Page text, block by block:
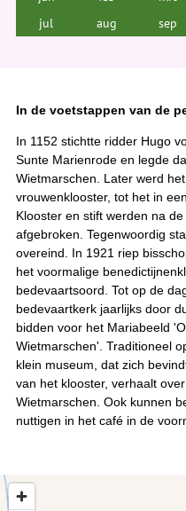
jul
aug sep
In de voetstappen van de
In 1152 stichtte ridder Hugo
Sunte Marienrode en legde
Wietmarschen. Later werd
vrouwenklooster, tot het in
Klooster en stift werden na
afgebroken. Tegenwoordig
overeind. In 1921 riep
het voormalige
bedevaartsoord. Tot op de
bedevaartkerk jaarlijks door
bidden voor het Mariabeeld
Wietmarschen'. Traditioneel
klein museum, dat zich
van het klooster, verhaalt
Wietmarschen. Ook kunnen
nuttigen in het café in de